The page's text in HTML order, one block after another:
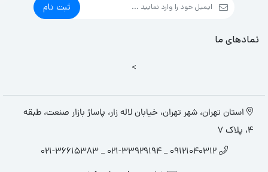
ثبت نام
نمادهای ما
>
استان تهران، شهر تهران، خیابان لاله زار، پاساژ بازار صنعت، طبقه
4، پلاک 7
09121040312 _ 021-33929194 _ 021-36615383